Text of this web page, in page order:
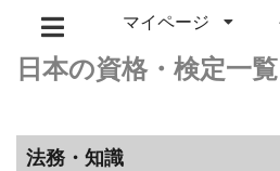
マイページ
日本の資格・検定一覧
法務・知識